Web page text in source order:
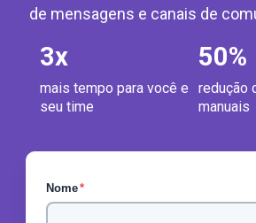
de mensagens e canais de
3x
mais tempo para você e
seu time
50%
redução
manuais
Nome*